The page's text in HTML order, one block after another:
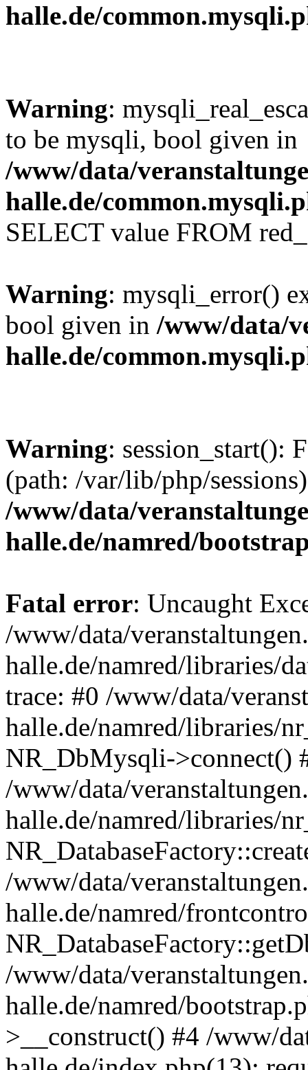
halle.de/
Warning:
to be mysqli, bool given in
/www/data/
halle.de/
SELECT value FROM
Warning: mysqli_error()
bool given in /www/data/
halle.de/
Warning: session_start():
(path: /var/lib/php/
/www/data/
halle.de/namred/
Fatal error: Uncaught
/www/data/
halle.de/namred/libraries/
trace: #0 /www/data/
halle.de/namred/libraries/
NR_DbMysqli->connect()
/www/data/
halle.de/namred/libraries/
/www/data/
halle.de/namred/
/www/data/
halle.de/namred/
>__construct() #4 /www/